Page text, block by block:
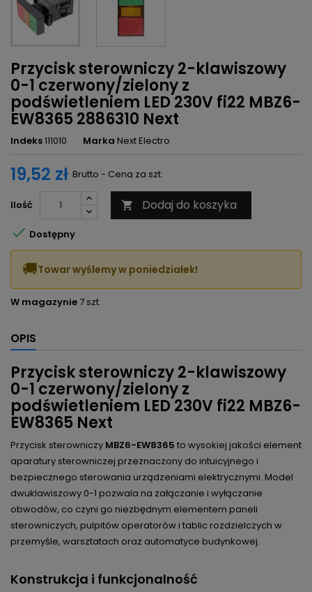
Przycisk sterowniczy 2-klawiszowy
0-1 czerwony/zielony z
podświetleniem LED 230V fi22 MBZ6-
EW8365 2886310 Next
Indeks111010 Marka Next Electro
19,52 zł Brutto - Cena za szt.
Ilość  Dodaj do koszyka
 Dostępny
🚚Towar wyślemy w poniedziałek!
W magazynie 7 szt.
OPIS
Przycisk sterowniczy 2-klawiszowy
0-1 czerwony/zielony z
podświetleniem LED 230V fi22 MBZ6-
EW8365 Next
Przycisk sterowniczy MBZ6-EW8365 to wysokiej jakości element
aparatury sterowniczej przeznaczony do intuicyjnego i
bezpiecznego sterowania urządzeniami elektrycznymi. Model
dwuklawiszowy 0-1 pozwala na załączanie i wyłączanie
obwodów, co czyni go niezbędnym elementem paneli
sterowniczych, pulpitów operatorów i tablic rozdzielczych w
przemyśle, warsztatach oraz automatyce budynkowej.
Konstrukcja i funkcjonalność